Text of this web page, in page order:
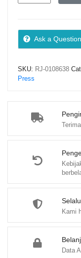
Kami
Data
NEGARA
–
HARBANI
M.Si
quantity
Ask a Question
SKU: RJ-0108638
Press